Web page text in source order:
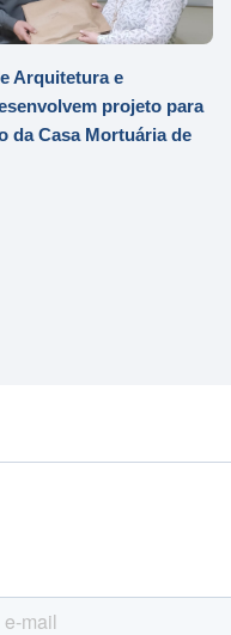
Arquitetura e
projeto para
da Casa Mortuária de